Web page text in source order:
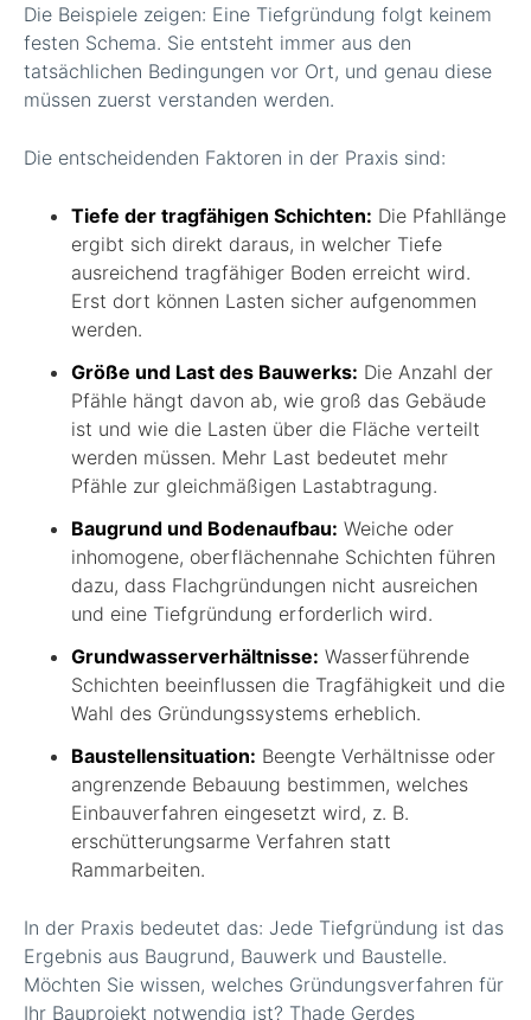
Die Beispiele zeigen: Eine Tiefgründung folgt keinem
festen Schema. Sie entsteht immer aus den
tatsächlichen Bedingungen vor Ort, und genau diese
müssen zuerst verstanden werden.
Die entscheidenden Faktoren in der Praxis sind:
Tiefe der tragfähigen Schichten: Die Pfahllänge
ergibt sich direkt daraus, in welcher Tiefe
ausreichend tragfähiger Boden erreicht wird.
Erst dort können Lasten sicher aufgenommen
werden.
Größe und Last des Bauwerks: Die Anzahl der
Pfähle hängt davon ab, wie groß das Gebäude
ist und wie die Lasten über die Fläche verteilt
werden müssen. Mehr Last bedeutet mehr
Pfähle zur gleichmäßigen Lastabtragung.
Baugrund und Bodenaufbau: Weiche oder
inhomogene, oberflächennahe Schichten führen
dazu, dass Flachgründungen nicht ausreichen
und eine Tiefgründung erforderlich wird.
Grundwasserverhältnisse: Wasserführende
Schichten beeinflussen die Tragfähigkeit und die
Wahl des Gründungssystems erheblich.
Baustellensituation: Beengte Verhältnisse oder
angrenzende Bebauung bestimmen, welches
Einbauverfahren eingesetzt wird, z. B.
erschütterungsarme Verfahren statt
Rammarbeiten.
In der Praxis bedeutet das: Jede Tiefgründung ist das
Ergebnis aus Baugrund, Bauwerk und Baustelle.
Möchten Sie wissen, welches Gründungsverfahren für
Ihr Bauprojekt notwendig ist? Thade Gerdes